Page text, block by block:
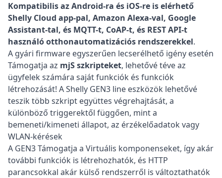
Kompatibilis az Android-ra és iOS-re is elérhető
Shelly Cloud app-pal, Amazon Alexa-val, Google
Assistant-tal, és MQTT-t, CoAP-t, és REST API-t
használó otthonautomatizációs rendszerekkel.
A gyári firmware egyszerűen lecserélhető igény esetén
Támogatja az mjS szkripteket, lehetővé téve az
ügyfelek számára saját funkciók és funkciók
létrehozását! A Shelly GEN3 line eszközök lehetővé
teszik több szkript együttes végrehajtását, a
különböző triggerektől függően, mint a
bemeneti/kimeneti állapot, az érzékelőadatok vagy
WLAN-kérések
A GEN3 Támogatja a Virtuális komponenseket, így akár
további funkciók is létrehozhatók, és HTTP
parancsokkal akár külső rendszerről is változtathatók